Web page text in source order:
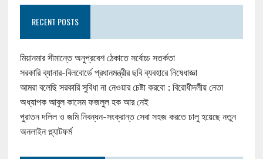
RECENT POSTS
মিয়ানমার সীমান্তে অনুপ্রবেশ ঠেকাতে সর্বোচ্চ সতর্কতা
সরকারি ব্যানার-বিলবোর্ডে প্রধানমন্ত্রীর ছবি ব্যবহারে নিষেধাজ্ঞা
আমরা বলেছি সরকারি সুবিধা না নেওয়ার চেষ্টা করবো : বিরোধীদলীয় নেতা
অধ্যাপক আবুল কাসেম ফজলুল হক আর নেই
পুরাতন দলিল ও জমি নিবন্ধন-সংক্রান্ত সেবা সহজ করতে চালু হয়েছে নতুন
অনলাইন প্ল্যাটফর্ম